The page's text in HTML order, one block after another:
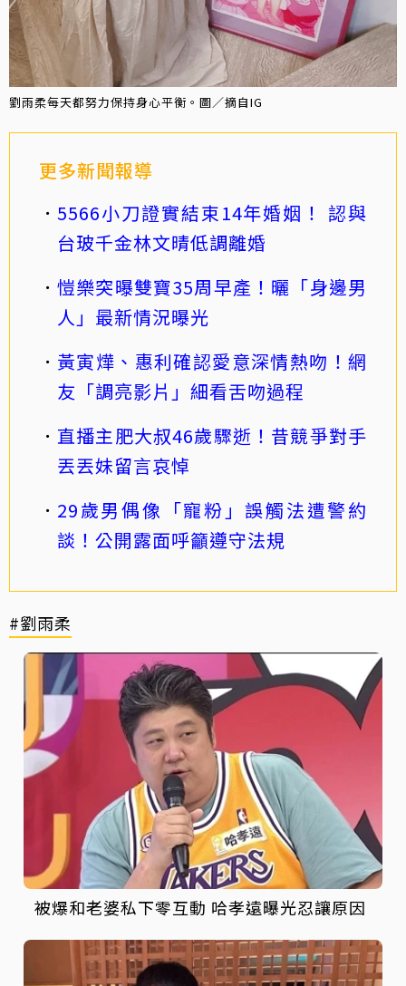
劉雨柔每天都努力保持身心平衡。圖／摘自IG
更多新聞報導
5566小刀證實結束14年婚姻！ 認與
台玻千金林文晴低調離婚
愷樂突曝雙寶35周早產！曬「身邊男
人」最新情況曝光
黃寅燁、惠利確認愛意深情熱吻！網
友「調亮影片」細看舌吻過程
直播主肥大叔46歲驟逝！昔競爭對手
丟丟妹留言哀悼
29歲男偶像「寵粉」誤觸法遭警約
談！公開露面呼籲遵守法規
#劉雨柔
被爆和老婆私下零互動 哈孝遠曝光忍讓原因